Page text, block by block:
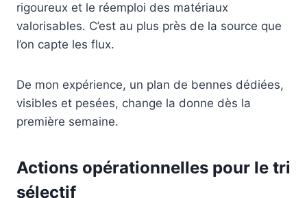
rigoureux et le réemploi des matériaux
valorisables. C’est au plus près de la source que
l’on capte les flux.
De mon expérience, un plan de bennes dédiées,
visibles et pesées, change la donne dès la
première semaine.
Actions opérationnelles pour le tri
sélectif